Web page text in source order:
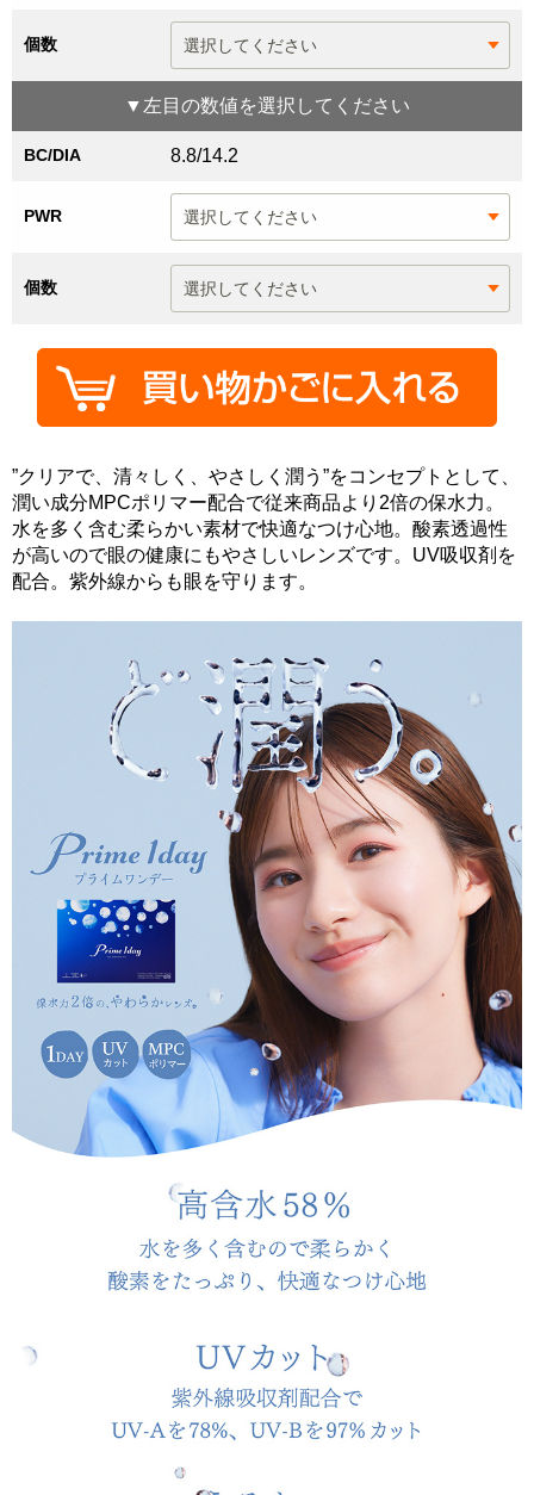
個数
▼ 左目 の数値を選択してください
BC/DIA 8.8/14.2
PWR
個数
”クリアで、清々しく、やさしく潤う”をコンセプトとして、
潤い成分MPCポリマー配合で従来商品より2倍の保水力。
水を多く含む柔らかい素材で快適なつけ心地。酸素透過性
が高いので眼の健康にもやさしいレンズです。UV吸収剤を
配合。紫外線からも眼を守ります。